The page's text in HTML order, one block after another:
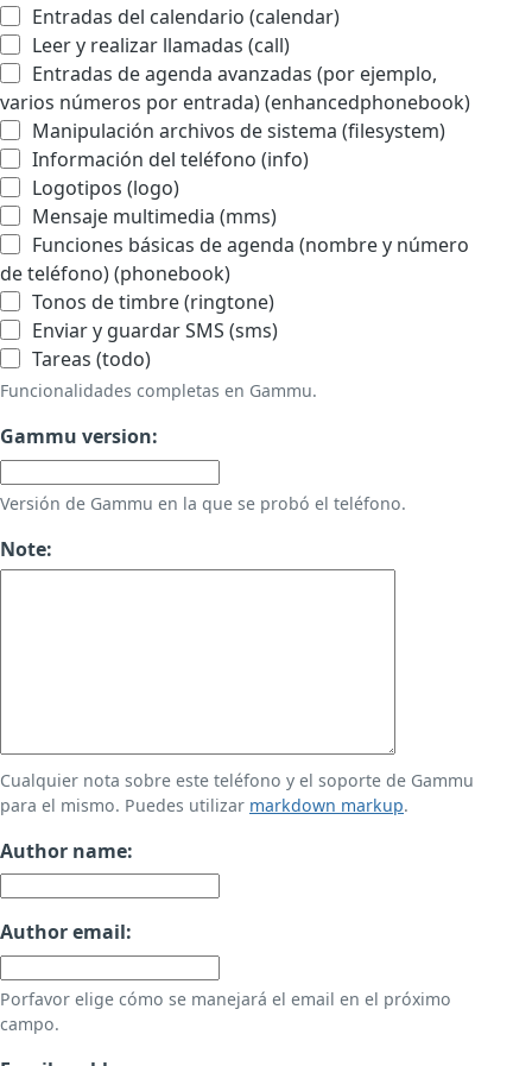
Entradas del calendario (calendar)
Leer y realizar llamadas (call)
Entradas de agenda avanzadas (por ejemplo,
varios números por entrada) (enhancedphonebook)
Manipulación archivos de sistema (filesystem)
Información del teléfono (info)
Logotipos (logo)
Mensaje multimedia (mms)
Funciones básicas de agenda (nombre y número
de teléfono) (phonebook)
Tonos de timbre (ringtone)
Enviar y guardar SMS (sms)
Tareas (todo)
Funcionalidades completas en Gammu.
Gammu version:
Versión de Gammu en la que se probó el teléfono.
Note:
Cualquier nota sobre este teléfono y el soporte de Gammu
para el mismo. Puedes utilizar markdown markup.
Author name:
Author email:
Porfavor elige cómo se manejará el email en el próximo
campo.